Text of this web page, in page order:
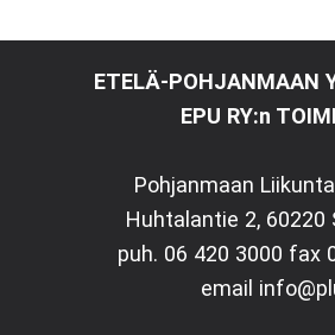
ETELÄ-POHJANMAAN
EPU RY:n
Pohjanmaan
Huhtalantie 2, 60220
puh. 06 420 3000 fax
email